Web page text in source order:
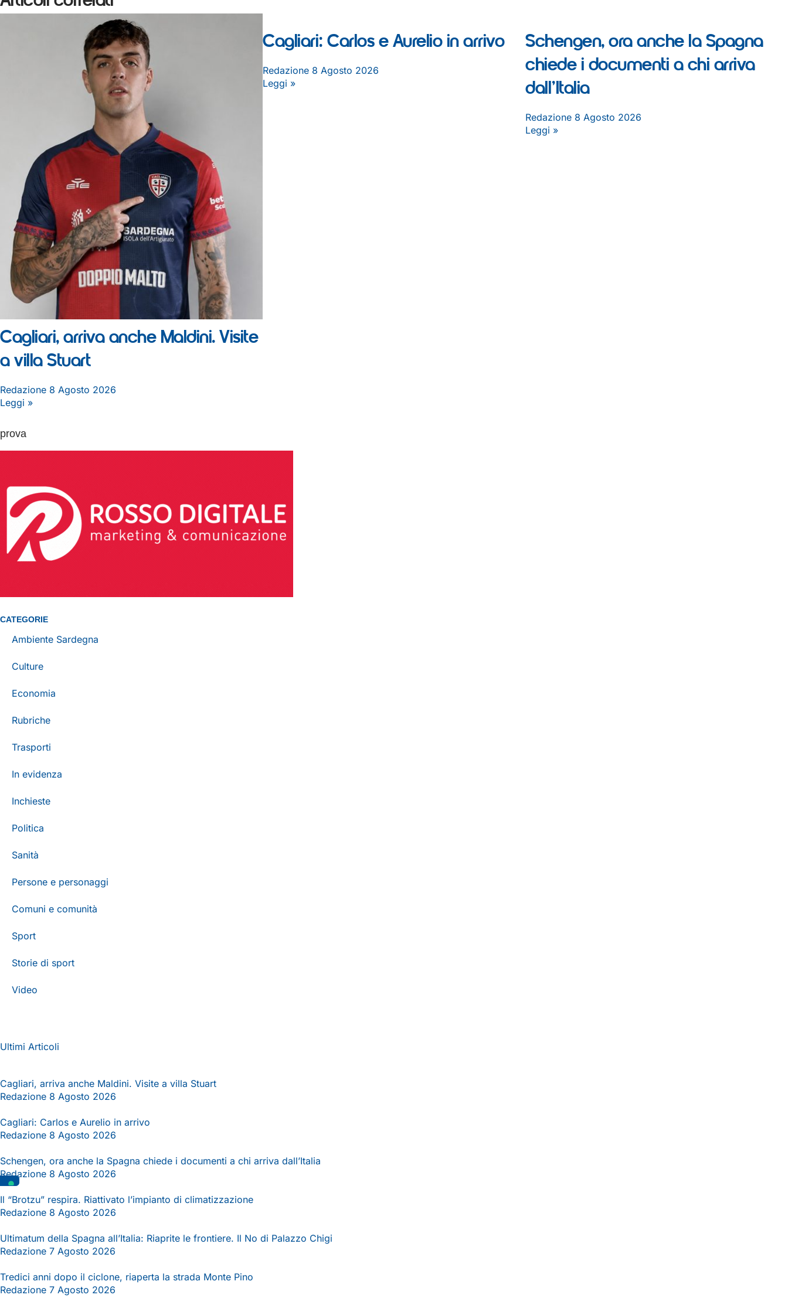
Cagliari, arriva anche Maldini. Visite
a villa Stuart
Redazione 8 Agosto 2026
Leggi »
Cagliari: Carlos e Aurelio in arrivo
Redazione 8 Agosto 2026
Leggi »
Schengen, ora anche la Spagna
chiede i documenti a chi arriva
dall’Italia
Redazione 8 Agosto 2026
Leggi »
prova
CATEGORIE
Ambiente Sardegna
Culture
Economia
Rubriche
Trasporti
In evidenza
Inchieste
Politica
Sanità
Persone e personaggi
Comuni e comunità
Sport
Storie di sport
Video
Ultimi Articoli
Cagliari, arriva anche Maldini. Visite a villa Stuart
Redazione 8 Agosto 2026
Cagliari: Carlos e Aurelio in arrivo
Redazione 8 Agosto 2026
Schengen, ora anche la Spagna chiede i documenti a chi arriva dall’Italia
Redazione 8 Agosto 2026
Il “Brotzu” respira. Riattivato l’impianto di climatizzazione
Redazione 8 Agosto 2026
Ultimatum della Spagna all’Italia: Riaprite le frontiere. Il No di Palazzo Chigi
Redazione 7 Agosto 2026
Tredici anni dopo il ciclone, riaperta la strada Monte Pino
Redazione 7 Agosto 2026